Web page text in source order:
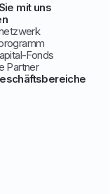
mit uns
Fonds
Partner